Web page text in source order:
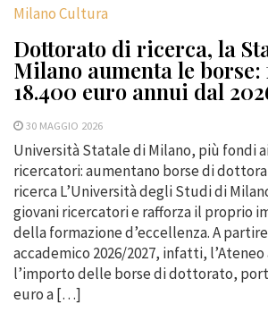
Milano Cultura
Dottorato di ricerca, la
Milano aumenta le borse:
18.400 euro annui dal
30 MAGGIO 2026
Università Statale di Milano, più fondi
ricercatori: aumentano borse di
ricerca L’Università degli Studi di
giovani ricercatori e rafforza il proprio
della formazione d’eccellenza. A
accademico 2026/2027, infatti,
l’importo delle borse di dottorato,
euro a […]